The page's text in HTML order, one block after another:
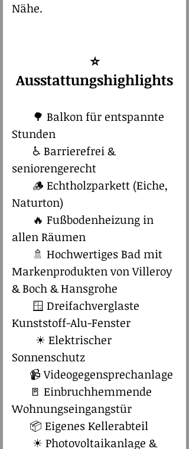
Nähe.
⭐
Ausstattungshighlights​
🌳 Balkon für entspannte
Stunden
♿ Barrierefrei &
seniorengerecht
🪵 Echtholzparkett (Eiche,
Naturton)
🔥 Fußbodenheizung in
allen Räumen
🚿 Hochwertiges Bad mit
Markenprodukten von Villeroy
& Boch & Hansgrohe
🪟 Dreifachverglaste
Kunststoff-Alu-Fenster
☀ Elektrischer
Sonnenschutz
📹 Videogegensprechanlage
🚪 Einbruchhemmende
Wohnungseingangstür
📦 Eigenes Kellerabteil
☀ Photovoltaikanlage &